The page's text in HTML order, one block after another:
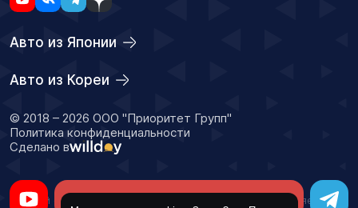
Авто из Японии
Авто из Кореи
© 2018 – 2026 ООО "Приоритет Групп"
Политика конфиденциальности
Сделано в
Данный сайт носит информационный характер и не является